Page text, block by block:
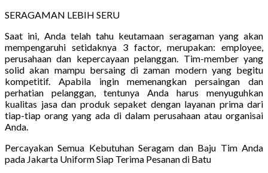
SERAGAMAN LEBIH SERU
Saat ini, Anda telah tahu keutamaan seragaman yang akan
mempengaruhi setidaknya 3 factor, merupakan: employee,
perusahaan dan kepercayaan pelanggan. Tim-member yang
solid akan mampu bersaing di zaman modern yang begitu
kompetitif. Apabila ingin memenangkan persaingan dan
perhatian pelanggan, tentunya Anda harus menyuguhkan
kualitas jasa dan produk sepaket dengan layanan prima dari
tiap-tiap orang yang ada di dalam perusahaan atau organisai
Anda.
Percayakan Semua Kebutuhan Seragam dan Baju Tim Anda
pada Jakarta Uniform Siap Terima Pesanan di Batu